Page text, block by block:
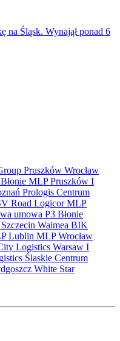
na Śląsk. Wynajął ponad 6
Pruszków Wrocław
Błonie MLP Pruszków I
Prologis Centrum
Road LogicorMLP
umowa P3 Błonie
Szczecin Waimea BIK
Lublin MLP Wrocław
Logistics Warsaw I
Ślaskie Centrum
White Star